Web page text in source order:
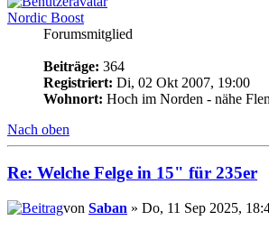
Nordic Boost
Forumsmitglied
Beiträge: 364
Registriert: Di, 02 Okt 2007, 19:00
Wohnort: Hoch im Norden - nähe
Nach oben
Re: Welche Felge in 15" für 235er
von Saban » Do, 11 Sep 2025,